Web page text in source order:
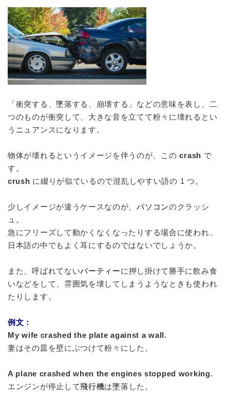
「衝突する、墜落する、崩壊する」などの意味を表し、二
つのものが衝突して、大きな音を立てて粉々に壊れるとい
うニュアンスになります。
物体が壊れるというイメージを伴うのが、このcrash で
す。
crush に綴りが似ているので混乱しやすい語の 1 つ。
少しイメージが違うケースなのが、パソコンのクラッシ
ュ。
急にフリーズして動かくなくなったりする場合に使われ、
日本語の中でもよく耳にするのではないでしょうか。
また、呼ばれてないパーティーに押し掛けて勝手に飲み食
いなどをして、雰囲気を壊してしまうようなときも使われ
たりします。
例文：
My wife crashed the plate against a wall.
妻はその皿を壁にぶつけて粉々にした。
A plane crashed when the engines stopped working.
エンジンが停止して飛行機は墜落した。